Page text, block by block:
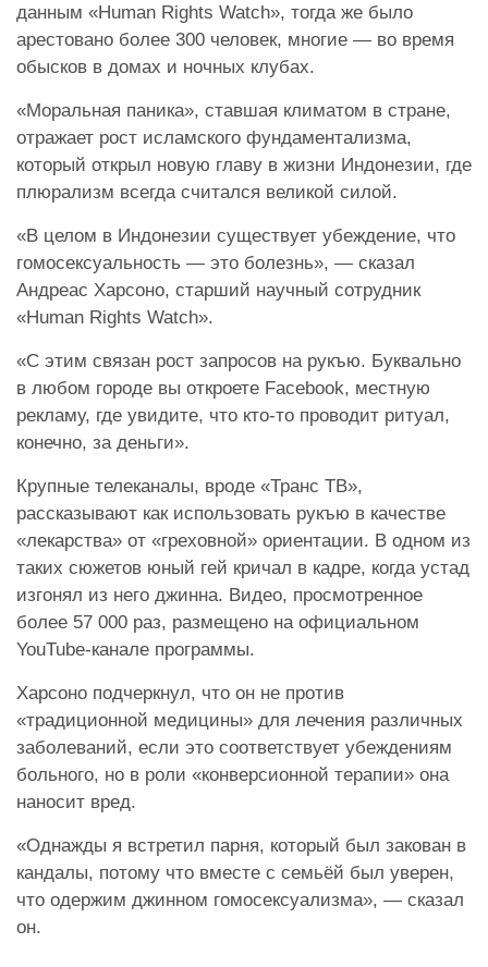
данным «Human Rights Watch», тогда же было
арестовано более 300 человек, многие — во время
обысков в домах и ночных клубах.
«Моральная паника», ставшая климатом в стране,
отражает рост исламского фундаментализма,
который открыл новую главу в жизни Индонезии, где
плюрализм всегда считался великой силой.
«В целом в Индонезии существует убеждение, что
гомосексуальность — это болезнь», — сказал
Андреас Харсоно, старший научный сотрудник
«Human Rights Watch».
«С этим связан рост запросов на рукъю. Буквально
в любом городе вы откроете Facebook, местную
рекламу, где увидите, что кто-то проводит ритуал,
конечно, за деньги».
Крупные телеканалы, вроде «Транс ТВ»,
рассказывают как использовать рукъю в качестве
«лекарства» от «греховной» ориентации. В одном из
таких сюжетов юный гей кричал в кадре, когда устад
изгонял из него джинна. Видео, просмотренное
более 57 000 раз, размещено на официальном
YouTube-канале программы.
Харсоно подчеркнул, что он не против
«традиционной медицины» для лечения различных
заболеваний, если это соответствует убеждениям
больного, но в роли «конверсионной терапии» она
наносит вред.
«Однажды я встретил парня, который был закован в
кандалы, потому что вместе с семьёй был уверен,
что одержим джинном гомосексуализма», — сказал
он.